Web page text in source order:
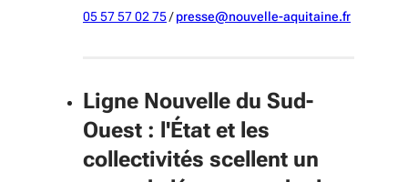
05 57 57 02 75/presse@nouvelle-aquitaine.fr
Ligne Nouvelle du Sud-
Ouest : l'État et les
collectivités scellent un